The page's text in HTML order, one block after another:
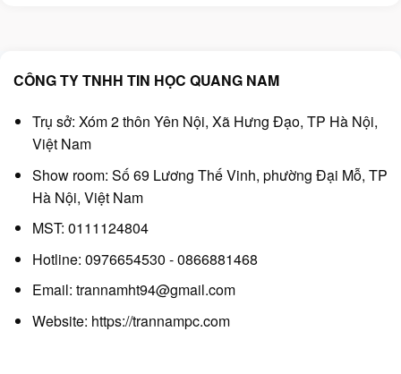
CÔNG TY TNHH TIN HỌC QUANG NAM
Trụ sở: Xóm 2 thôn Yên Nội, Xã Hưng Đạo, TP Hà Nội,
Việt Nam
Show room: Số 69 Lương Thế Vinh, phường Đại Mỗ, TP
Hà Nội, Việt Nam
MST: 0111124804
Hotline: 0976654530 - 0866881468
Email: trannamht94@gmail.com
Website: https://trannampc.com